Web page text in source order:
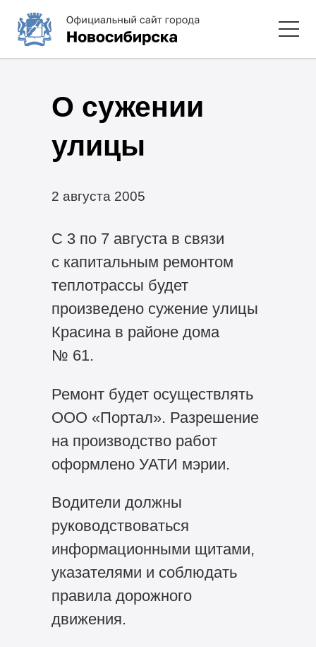
О сужении
улицы
2 августа 2005
С 3 по 7 августа в связи
с капитальным ремонтом
теплотрассы будет
произведено сужение улицы
Красина в районе дома
№ 61.
Ремонт будет осуществлять
ООО «Портал». Разрешение
на производство работ
оформлено УАТИ мэрии.
Водители должны
руководствоваться
информационными щитами,
указателями и соблюдать
правила дорожного
движения.